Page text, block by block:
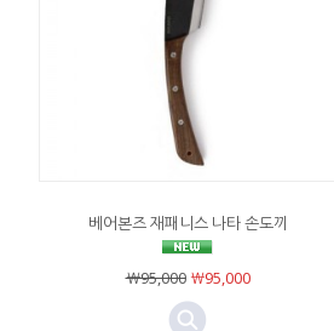
베어본즈 재패니스 나타 손도끼
￦95,000￦95,000